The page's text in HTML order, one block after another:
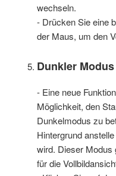
wechseln.
- Drücken Sie eine
der Maus, um den
Dunkler Modus
- Eine neue
Möglichkeit, den
Dunkelmodus zu
Hintergrund
wird. Dieser Modus
für die